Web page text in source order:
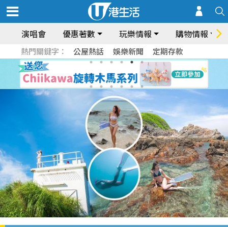
演唱會 優惠著數 玩樂情報 購物情報
熱門關鍵字： 公屋熱話 娛樂新聞 定期存款